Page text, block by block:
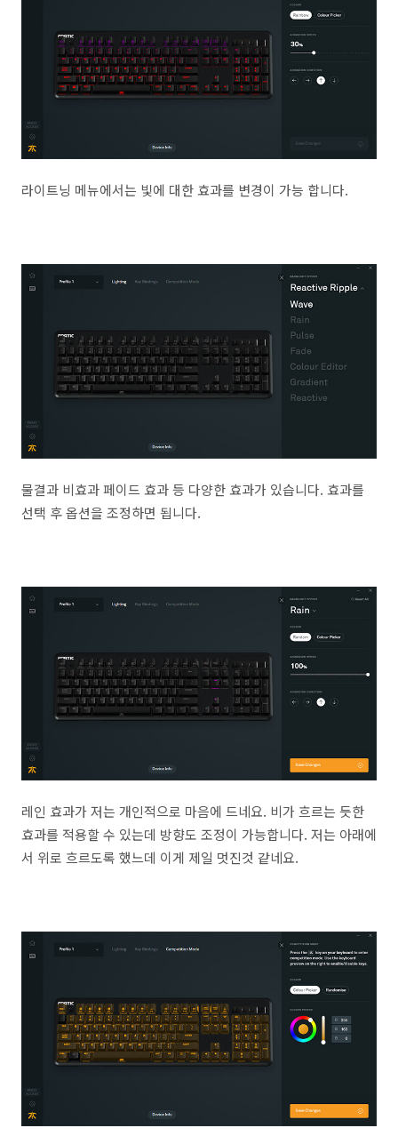
라이트닝 메뉴에서는 빛에 대한 효과를 변경이 가능 합니다.
물결과 비효과 페이드 효과 등 다양한 효과가 있습니다. 효과를
선택 후 옵션을 조정하면 됩니다.
레인 효과가 저는 개인적으로 마음에 드네요. 비가 흐르는 듯한
효과를 적용할 수 있는데 방향도 조정이 가능합니다. 저는 아래에
서 위로 흐르도록 했느데 이게 제일 멋진것 같네요.